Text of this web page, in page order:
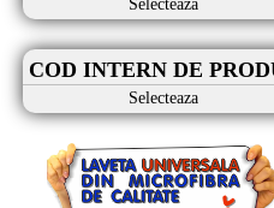
Selecteaza
COD INTERN DE
Selecteaza